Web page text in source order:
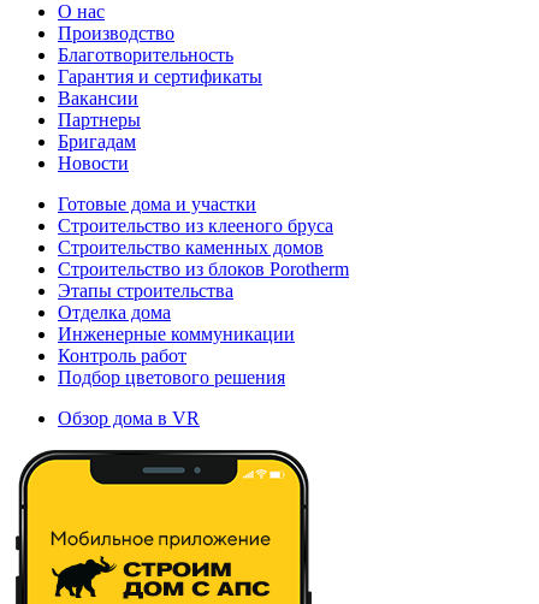
О нас
Производство
Благотворительность
Гарантия и сертификаты
Вакансии
Партнеры
Бригадам
Новости
Готовые дома и участки
Строительство из клееного бруса
Строительство каменных домов
Строительство из блоков Porotherm
Этапы строительства
Отделка дома
Инженерные коммуникации
Контроль работ
Подбор цветового решения
Обзор дома в VR